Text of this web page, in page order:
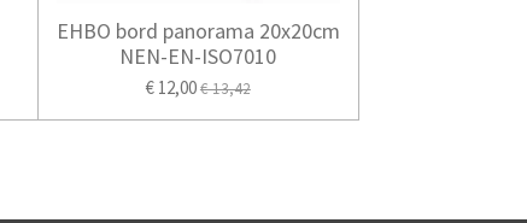
EHBO bord panorama 20x20cm
NEN-EN-ISO7010
€ 12,00€ 13,42